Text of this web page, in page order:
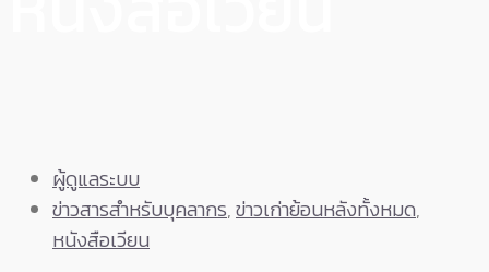
ผู้ดูแลระบบ
ข่าวสารสำหรับบุคลากร,ข่าวเก่าย้อนหลังทั้งหมด,
หนังสือเวียน